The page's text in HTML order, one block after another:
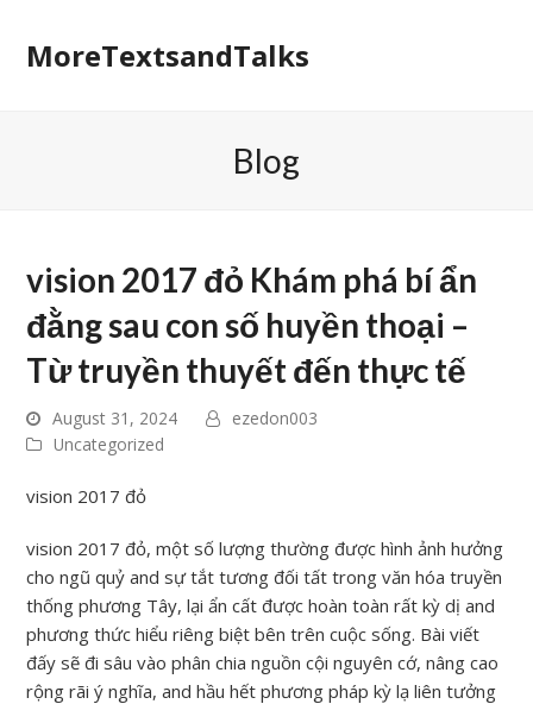
MoreTextsandTalks
Blog
vision 2017 đỏ Khám phá bí ẩn
đằng sau con số huyền thoại –
Từ truyền thuyết đến thực tế
August 31, 2024
ezedon003
Uncategorized
vision 2017 đỏ
vision 2017 đỏ, một số lượng thường được hình ảnh hưởng
cho ngũ quỷ and sự tắt tương đối tất trong văn hóa truyền
thống phương Tây, lại ẩn cất được hoàn toàn rất kỳ dị and
phương thức hiểu riêng biệt bên trên cuộc sống. Bài viết
đấy sẽ đi sâu vào phân chia nguồn cội nguyên cớ, nâng cao
rộng rãi ý nghĩa, and hầu hết phương pháp kỳ lạ liên tưởng